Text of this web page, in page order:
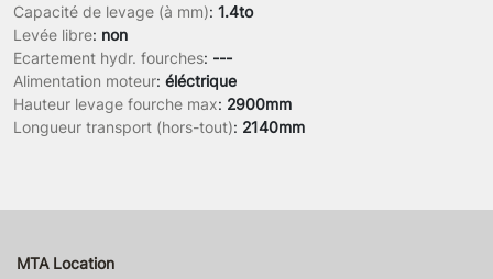
Capacité de levage (à mm): 1.4to
Levée libre: non
Ecartement hydr. fourches: ---
Alimentation moteur: éléctrique
Hauteur levage fourche max: 2900mm
Longueur transport (hors-tout): 2140mm
MTA Location